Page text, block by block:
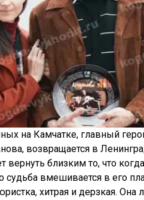
на Камчатке, главный
возвращается в
близким то, что
судьба вмешивается в его
хитрая и дерзкая.